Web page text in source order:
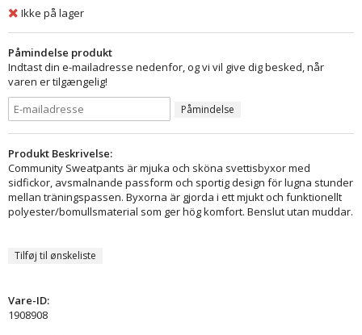
Ikke på lager
Påmindelse produkt
Indtast din e-mailadresse nedenfor, og vi vil give dig besked, når
varen er tilgængelig!
Påmindelse
Produkt Beskrivelse:
Community Sweatpants är mjuka och sköna svettisbyxor med
sidfickor, avsmalnande passform och sportig design för lugna stunder
mellan träningspassen. Byxorna är gjorda i ett mjukt och funktionellt
polyester/bomullsmaterial som ger hög komfort. Benslut utan muddar.
Tilføj til ønskeliste
Vare-ID:
1908908